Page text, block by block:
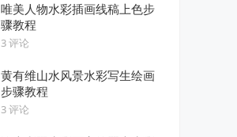
唯美人物水彩插画线稿上色步
骤教程
3 评论
黄有维山水风景水彩写生绘画
步骤教程
3 评论